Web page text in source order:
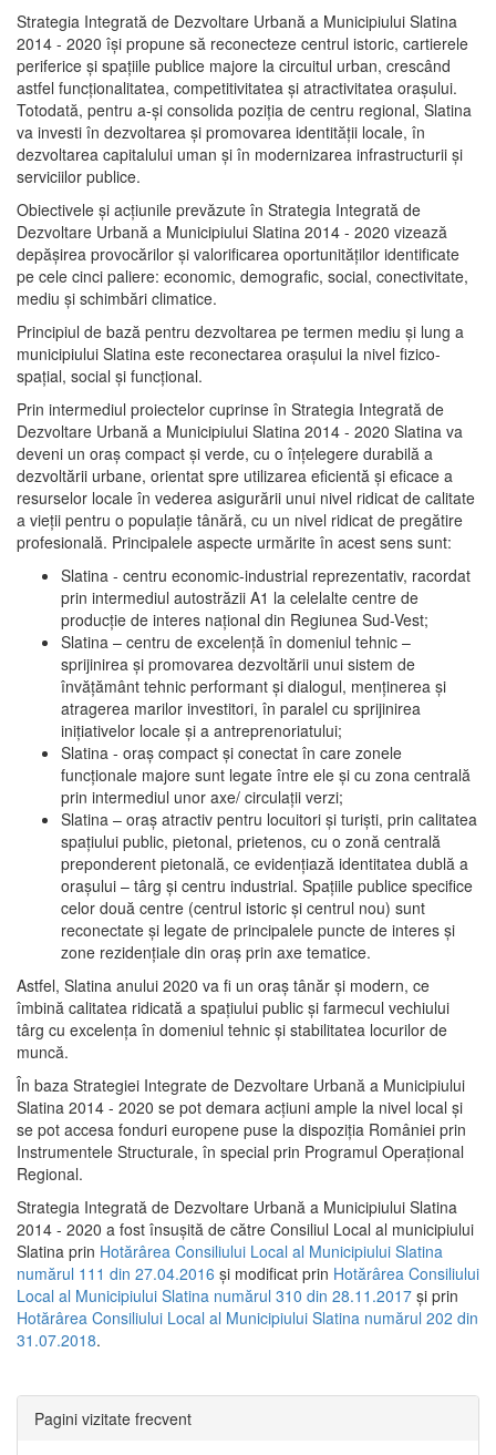
Strategia Integrată de Dezvoltare Urbană a Municipiului Slatina
2014 - 2020 își propune să reconecteze centrul istoric, cartierele
periferice şi spaţiile publice majore la circuitul urban, crescând
astfel funcţionalitatea, competitivitatea şi atractivitatea oraşului.
Totodată, pentru a-şi consolida poziţia de centru regional, Slatina
va investi în dezvoltarea şi promovarea identităţii locale, în
dezvoltarea capitalului uman şi în modernizarea infrastructurii şi
serviciilor publice.
Obiectivele şi acţiunile prevăzute în Strategia Integrată de
Dezvoltare Urbană a Municipiului Slatina 2014 - 2020 vizează
depășirea provocărilor şi valorificarea oportunităţilor identificate
pe cele cinci paliere: economic, demografic, social, conectivitate,
mediu şi schimbări climatice.
Principiul de bază pentru dezvoltarea pe termen mediu şi lung a
municipiului Slatina este reconectarea oraşului la nivel fizico-
spaţial, social şi funcţional.
Prin intermediul proiectelor cuprinse în Strategia Integrată de
Dezvoltare Urbană a Municipiului Slatina 2014 - 2020 Slatina va
deveni un oraş compact şi verde, cu o înţelegere durabilă a
dezvoltării urbane, orientat spre utilizarea eficientă şi eficace a
resurselor locale în vederea asigurării unui nivel ridicat de calitate
a vieţii pentru o populaţie tânără, cu un nivel ridicat de pregătire
profesională. Principalele aspecte urmărite în acest sens sunt:
Slatina - centru economic-industrial reprezentativ, racordat
prin intermediul autostrăzii A1 la celelalte centre de
producţie de interes naţional din Regiunea Sud-Vest;
Slatina – centru de excelenţă în domeniul tehnic –
sprijinirea şi promovarea dezvoltării unui sistem de
învăţământ tehnic performant şi dialogul, menţinerea şi
atragerea marilor investitori, în paralel cu sprijinirea
iniţiativelor locale şi a antreprenoriatului;
Slatina - oraş compact şi conectat în care zonele
funcţionale majore sunt legate între ele şi cu zona centrală
prin intermediul unor axe/ circulații verzi;
Slatina – oraş atractiv pentru locuitori şi turişti, prin calitatea
spaţiului public, pietonal, prietenos, cu o zonă centrală
preponderent pietonală, ce evidenţiază identitatea dublă a
oraşului – târg şi centru industrial. Spaţiile publice specifice
celor două centre (centrul istoric şi centrul nou) sunt
reconectate şi legate de principalele puncte de interes şi
zone rezidenţiale din oraş prin axe tematice.
Astfel, Slatina anului 2020 va fi un oraş tânăr şi modern, ce
îmbină calitatea ridicată a spaţiului public şi farmecul vechiului
târg cu excelenţa în domeniul tehnic şi stabilitatea locurilor de
muncă.
În baza Strategiei Integrate de Dezvoltare Urbană a Municipiului
Slatina 2014 - 2020 se pot demara acţiuni ample la nivel local şi
se pot accesa fonduri europene puse la dispoziţia României prin
Instrumentele Structurale, în special prin Programul Operațional
Regional.
Strategia Integrată de Dezvoltare Urbană a Municipiului Slatina
2014 - 2020 a fost însuşită de către Consiliul Local al municipiului
Slatina prin Hotărârea Consiliului Local al Municipiului Slatina
numărul 111 din 27.04.2016 și modificat prin Hotărârea Consiliului
Local al Municipiului Slatina numărul 310 din 28.11.2017 și prin
Hotărârea Consiliului Local al Municipiului Slatina numărul 202 din
31.07.2018.
Pagini vizitate frecvent